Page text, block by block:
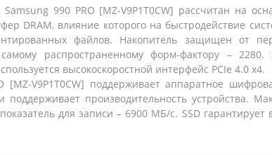
Samsung 990 PRO [MZ-V9P1T0CW] рассчитан на
DRAM, влияние которого на быстродействие
файлов. Накопитель защищен от
самому распространенному форм-фактору –
высокоскоростной интерфейс PCIe 4.0 x4.
[MZ-V9P1T0CW] поддерживает аппаратное
производительность устройства.
для записи – 6900 МБ/с. SSD